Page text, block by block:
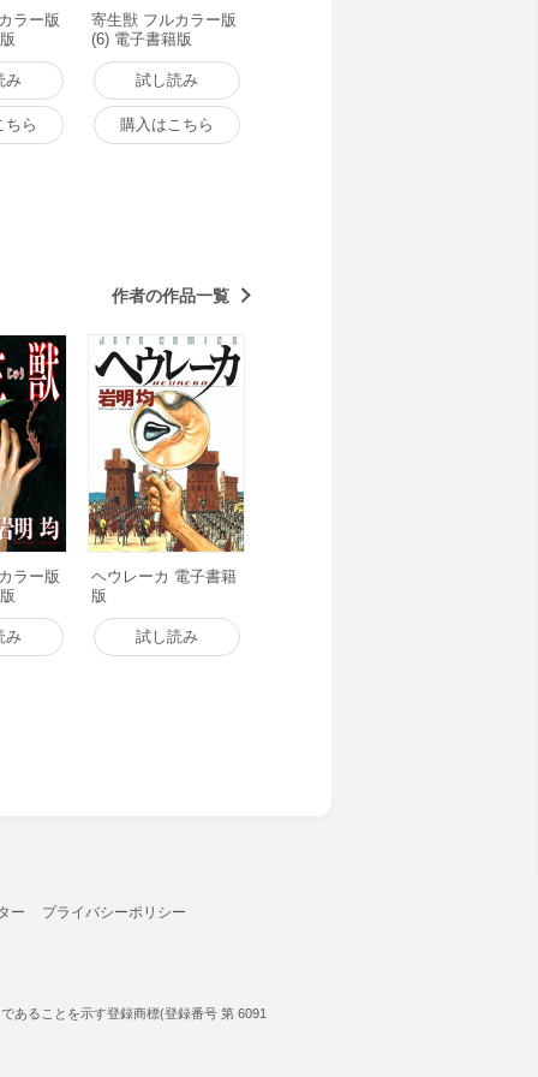
ラー版
み
ちら
寄生獣 フルカラー版
(6) 電子書籍版
試し読み
購入はこちら
作者の作品一覧
ラー版
み
ヘウレーカ 電子書籍
版
試し読み
ー プライバシーポリシー
あることを示す登録商標(登録番号 第 6091